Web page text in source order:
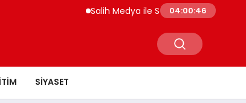
Salih Medya ile Sosyal Medya Profil
04:00:48
SIYASET